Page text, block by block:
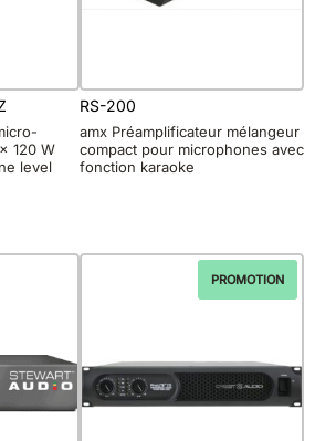
120 W
level
RS-200
amx Préamplificateur mélangeur
compact pour microphones avec
fonction karaoke
PROMOTION